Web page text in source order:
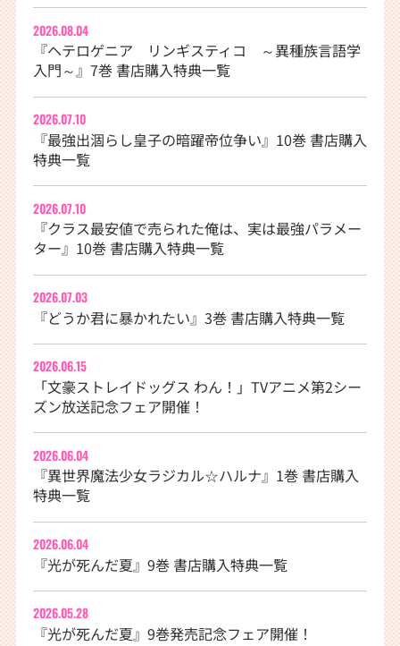
2026.08.04
『ヘテロゲニア リンギスティコ ～異種族言語学
入門～』7巻 書店購入特典一覧
2026.07.10
『最強出涸らし皇子の暗躍帝位争い』10巻 書店購入
特典一覧
2026.07.10
『クラス最安値で売られた俺は、実は最強パラメー
ター』10巻 書店購入特典一覧
2026.07.03
『どうか君に暴かれたい』3巻 書店購入特典一覧
2026.06.15
「文豪ストレイドッグス わん！」TVアニメ第2シー
ズン放送記念フェア開催！
2026.06.04
『異世界魔法少女ラジカル☆ハルナ』1巻 書店購入
特典一覧
2026.06.04
『光が死んだ夏』9巻 書店購入特典一覧
2026.05.28
『光が死んだ夏』9巻発売記念フェア開催！